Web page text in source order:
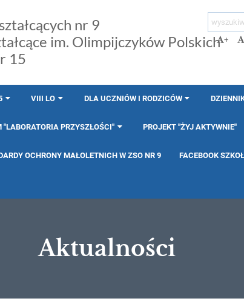
nr 9
im. Olimpijczyków Polskich
15
+
VIII LO DLA UCZNIÓW I RODZICÓW
"LABORATORIA PRZYSZŁOŚCI" PROJEKT "ŻYJ AKTYWNIE"
OCHRONY MAŁOLETNICH W ZSO NR 9 FACEBOOK
Aktualności